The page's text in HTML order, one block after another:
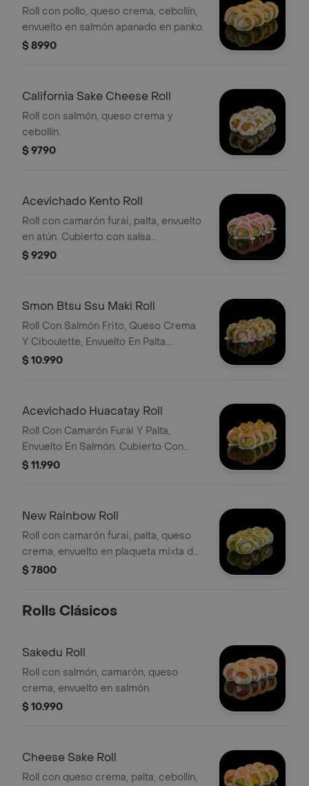
Roll con pollo, queso crema, cebollín,
envuelto en salmón apanado en panko.
$ 8990
California Sake Cheese Roll
Roll con salmón, queso crema y
cebollín.
$ 9790
Acevichado Kento Roll
Roll con camarón furai, palta, envuelto
en atún. Cubierto con salsa
acevichada.
$ 9290
Smon Btsu Ssu Maki Roll
Roll Con Salmón Frito, Queso Crema
Y Ciboulette, Envuelto En Palta.
Cubierto Con Salsa De Betarraga Y
$ 10.990
Acevichado Huacatay Roll
Roll Con Camarón Furai Y Palta,
Envuelto En Salmón. Cubierto Con
Salsa Acevichada De Huacatay Y Un
$ 11.990
New Rainbow Roll
Roll con camarón furai, palta, queso
crema, envuelto en plaqueta mixta de
salmón y palta, cubierto por salsa
$ 7800
Rolls Clásicos
Sakedu Roll
Roll con salmón, camarón, queso
crema, envuelto en salmón.
$ 10.990
Cheese Sake Roll
Roll con queso crema, palta, cebollín,